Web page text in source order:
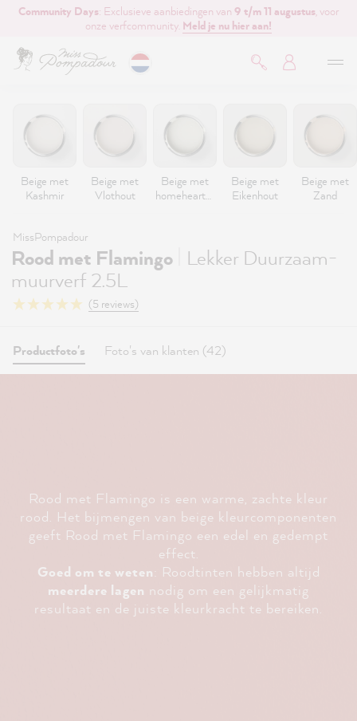
hoofdinhoud
Community Days: Exclusieve aanbiedingen van 9 t/m 11 augustus , voor
onze verfcommunity. Meld je nu hier aan!
Beige met
Kashmir
Beige met
Vlothout
Beige met
homeheartm
Beige met
Eikenhout
Beige met
Zand
MissPompadour
Rood met Flamingo Lekker Duurzaam-
muurverf 2.5L
(5 reviews)
Productfoto's Foto's van klanten (42)
Rood met Flamingo is een warme, zachte kleur
rood. Het bijmengen van beige kleurcomponenten
geeft Rood met Flamingo een edel en gedempt
effect.
Goed om te weten : Roodtinten hebben altijd
meerdere lagen nodig om een gelijkmatig
resultaat en de juiste kleurkracht te bereiken.